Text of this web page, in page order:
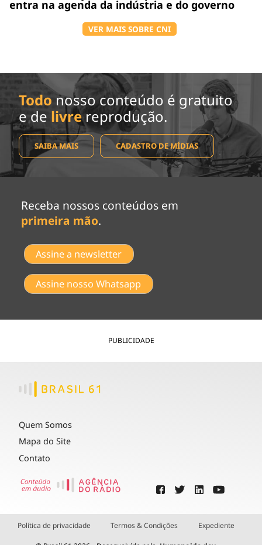
entra na agenda da indústria e do governo
VER MAIS SOBRE CNI
Todo nosso conteúdo é gratuito
e de livrereprodução.
SAIBA MAIS CADASTRO DE MÍDIAS
Receba nossos conteúdos em
primeira mão.
Assine a newsletter
Assine nosso Whatsapp
PUBLICIDADE
Quem Somos
Mapa do Site
Contato
Política de privacidade Termos & Condições Expediente